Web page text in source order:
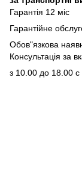
Гарантія 12 міс
Гарантійне
Обов"язкова
Консультація за
з 10.00 до 18.00